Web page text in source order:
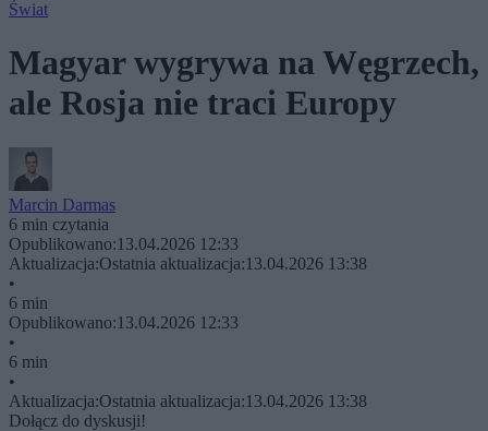
Świat
Magyar wygrywa na Węgrzech,
ale Rosja nie traci Europy
Marcin Darmas
6 min czytania
Opublikowano:13.04.2026 12:33
Aktualizacja:Ostatnia aktualizacja:13.04.2026 13:38
•
6 min
Opublikowano:13.04.2026 12:33
•
6 min
•
Aktualizacja:Ostatnia aktualizacja:13.04.2026 13:38
Dołącz do dyskusji!